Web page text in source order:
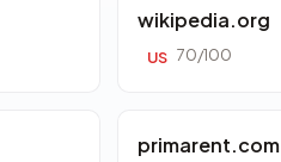
wikipedia.org
US 70/100
primarent.com